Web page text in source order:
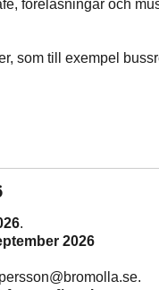
föreläsningar och
som till exempel
.
2026